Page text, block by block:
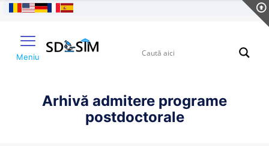
Meniu
Arhivă admitere programe
postdoctorale